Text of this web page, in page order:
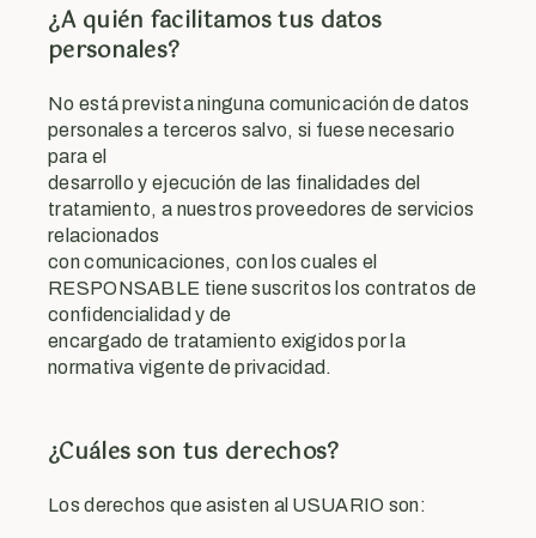
¿A quién facilitamos tus datos
personales?
No está prevista ninguna comunicación de datos
personales a terceros salvo, si fuese necesario
para el
desarrollo y ejecución de las finalidades del
tratamiento, a nuestros proveedores de servicios
relacionados
con comunicaciones, con los cuales el
RESPONSABLE tiene suscritos los contratos de
confidencialidad y de
encargado de tratamiento exigidos por la
normativa vigente de privacidad.
¿Cuáles son tus derechos?
Los derechos que asisten al USUARIO son: